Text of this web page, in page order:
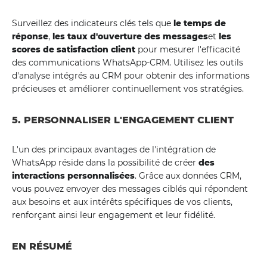
Surveillez des indicateurs clés tels que le temps de
réponse, les taux d'ouverture des messageset les
scores de satisfaction client pour mesurer l'efficacité
des communications WhatsApp-CRM. Utilisez les outils
d'analyse intégrés au CRM pour obtenir des informations
précieuses et améliorer continuellement vos stratégies.
5. PERSONNALISER L'ENGAGEMENT CLIENT
L'un des principaux avantages de l'intégration de
WhatsApp réside dans la possibilité de créer des
interactions personnalisées. Grâce aux données CRM,
vous pouvez envoyer des messages ciblés qui répondent
aux besoins et aux intérêts spécifiques de vos clients,
renforçant ainsi leur engagement et leur fidélité.
EN RÉSUMÉ